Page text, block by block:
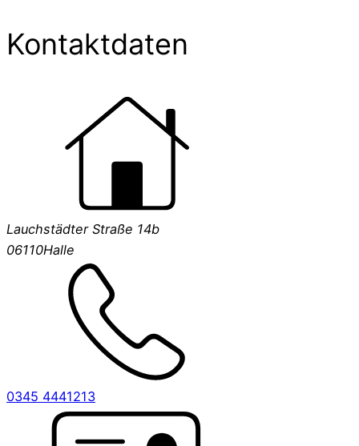
Kontaktdaten
Lauchstädter Straße 14b
06110Halle
0345 4441213